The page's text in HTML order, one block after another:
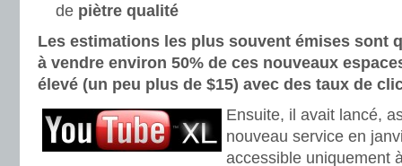
de piètre qualité
Les estimations les plus souvent émises sont
à vendre environ 50% de ces nouveaux
élevé (un peu plus de $15) avec des taux de
Ensuite, il avait lancé,
nouveau service en
accessible uniquement